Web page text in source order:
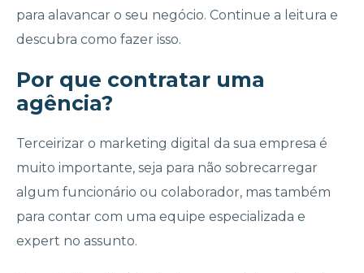
para alavancar o seu negócio. Continue a leitura e
descubra como fazer isso.
Por que contratar uma
agência?
Terceirizar o marketing digital da sua empresa é
muito importante, seja para não sobrecarregar
algum funcionário ou colaborador, mas também
para contar com uma equipe especializada e
expert no assunto.